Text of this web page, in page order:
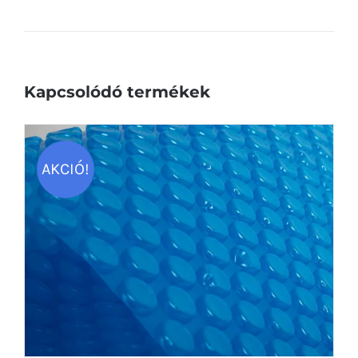
Kapcsolódó termékek
AKCIÓ!